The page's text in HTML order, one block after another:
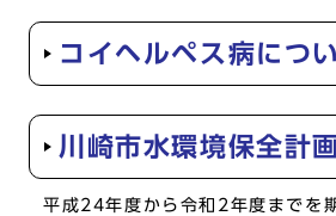
コイヘルペス病につ
川崎市水環境保全計
平成24年度から令和2年度までを